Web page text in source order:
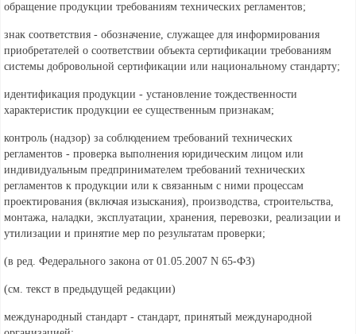
обращение продукции требованиям технических регламентов;
знак соответствия - обозначение, служащее для информирования
приобретателей о соответствии объекта сертификации требованиям
системы добровольной сертификации или национальному стандарту;
идентификация продукции - установление тождественности
характеристик продукции ее существенным признакам;
контроль (надзор) за соблюдением требований технических
регламентов - проверка выполнения юридическим лицом или
индивидуальным предпринимателем требований технических
регламентов к продукции или к связанным с ними процессам
проектирования (включая изыскания), производства, строительства,
монтажа, наладки, эксплуатации, хранения, перевозки, реализации и
утилизации и принятие мер по результатам проверки;
(в ред. Федеральногозакона от 01.05.2007 N 65-ФЗ)
(см. текст в предыдущейредакции)
международный стандарт - стандарт, принятый международной